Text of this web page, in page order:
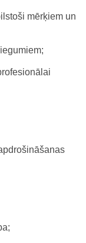
mērķiem un